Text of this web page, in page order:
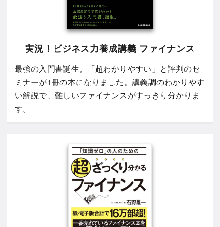
実況！ビジネス力養成講義 ファイナンス
最強の入門書誕生。「超わかりやすい」と評判のセ
ミナーが1冊の本になりました。講義調のわかりやす
い解説で、難しいファイナンスがすっきり分かりま
す。